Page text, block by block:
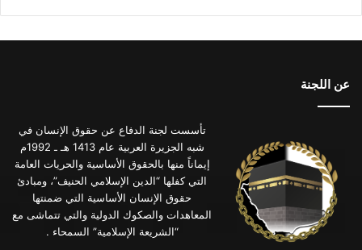
عن اللجنة
تأسست لجنة الدفاع عن حقوق الإنسان في
شبه الجزيرة العربية عام 1413 هـ ـ 1992م
إيماناً منها بالحقوق الأساسية والحريات العامة
التي كفلها “الدين الإسلامي الحنيف”، ومبادئ
حقوق الإنسان الأساسية التي ضمنتها
المعاهدات والصكوك الدولية والتي تتماشى مع
“الشريعة الإسلامية” السمحاء .